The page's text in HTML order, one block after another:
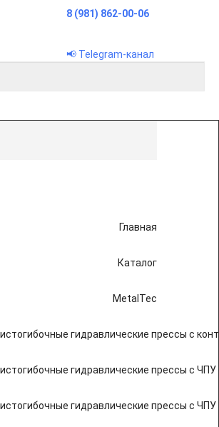
8 (981) 862-00-06
📢 Telegram-канал
Главная
Каталог
MetalTec
гидравлические прессы с
гидравлические прессы с
гидравлические прессы с ЧПУ